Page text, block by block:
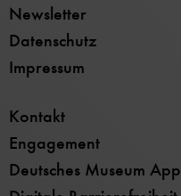
Newsletter
Datenschutz
Impressum
Kontakt
Engagement
Deutsches Museum App